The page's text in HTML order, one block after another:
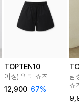
TOPTEN10
여성) 워터 쇼츠
12,900 67%
남
쇼